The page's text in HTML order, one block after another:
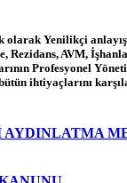
olarak Yenilikçi
Rezidans, AVM,
Profesyonel
ihtiyaçlarını
AYDINLATMA